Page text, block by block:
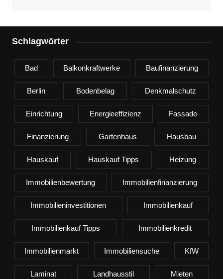
Schlagwörter
Bad Balkonkraftwerke Baufinanzierung
Berlin Bodenbelag Denkmalschutz
Einrichtung Energieeffizienz Fassade
Finanzierung Gartenhaus Hausbau
Hauskauf Hauskauf Tipps Heizung
Immobilienbewertung Immobilienfinanzierung
Immobilieninvestitionen Immobilienkauf
Immobilienkauf Tipps Immobilienkredit
Immobilienmarkt Immobiliensuche KfW
Laminat Landhausstil Mieten